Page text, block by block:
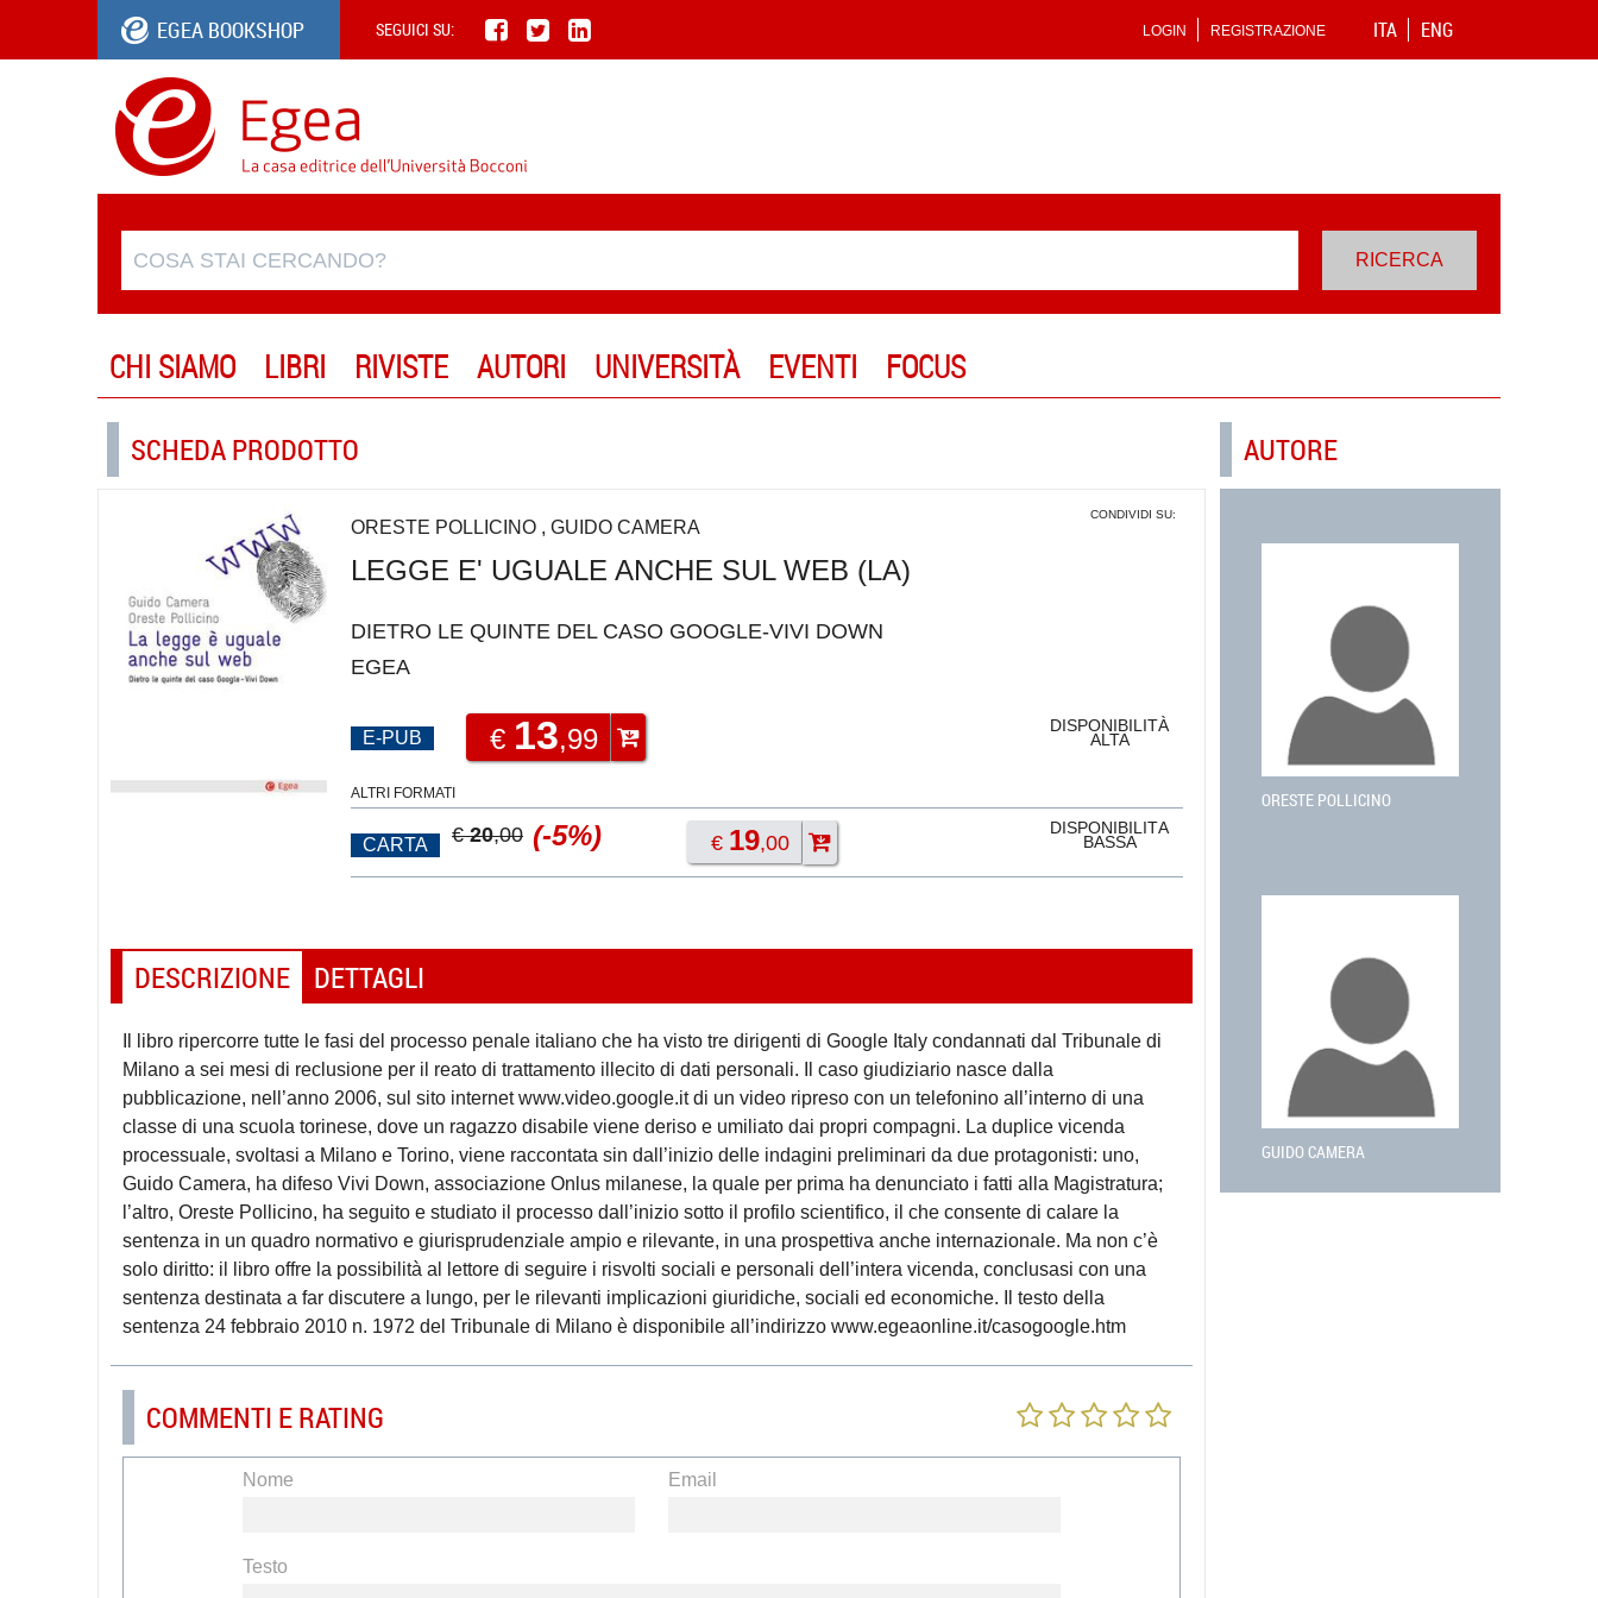
EGEA BOOKSHOP SEGUICI SU: ITA ENG
LOGIN REGISTRAZIONE
CHI SIAMO LIBRI RIVISTE AUTORI UNIVERSITÀ EVENTI FOCUS
SCHEDA PRODOTTO
CONDIVIDI SU:
ORESTE POLLICINO ,GUIDO CAMERA
LEGGE E' UGUALE ANCHE SUL WEB (LA)
DIETRO LE QUINTE DEL CASO GOOGLE-VIVI DOWN
EGEA
E-PUB € 13,99 DISPONIBILITÀ
ALTA
ALTRI FORMATI
CARTA €20,00 (-5%) € 19,00
DISPONIBILITÀ
BASSA
DESCRIZIONE DETTAGLI
Il libro ripercorre tutte le fasi del processo penale italiano che ha visto tre dirigenti di Google Italy condannati dal Tribunale di
Milano a sei mesi di reclusione per il reato di trattamento illecito di dati personali. Il caso giudiziario nasce dalla
pubblicazione, nell’anno 2006, sul sito internet www.video.google.it di un video ripreso con un telefonino all’interno di una
classe di una scuola torinese, dove un ragazzo disabile viene deriso e umiliato dai propri compagni. La duplice vicenda
processuale, svoltasi a Milano e Torino, viene raccontata sin dall’inizio delle indagini preliminari da due protagonisti: uno,
Guido Camera, ha difeso Vivi Down, associazione Onlus milanese, la quale per prima ha denunciato i fatti alla Magistratura;
l’altro, Oreste Pollicino, ha seguito e studiato il processo dall’inizio sotto il profilo scientifico, il che consente di calare la
sentenza in un quadro normativo e giurisprudenziale ampio e rilevante, in una prospettiva anche internazionale. Ma non c’è
solo diritto: il libro offre la possibilità al lettore di seguire i risvolti sociali e personali dell’intera vicenda, conclusasi con una
sentenza destinata a far discutere a lungo, per le rilevanti implicazioni giuridiche, sociali ed economiche. Il testo della
sentenza 24 febbraio 2010 n. 1972 del Tribunale di Milano è disponibile all’indirizzo www.egeaonline.it/casogoogle.htm
COMMENTI E RATING
Nome Email
Testo
AUTORE
ORESTE POLLICINO
GUIDO CAMERA